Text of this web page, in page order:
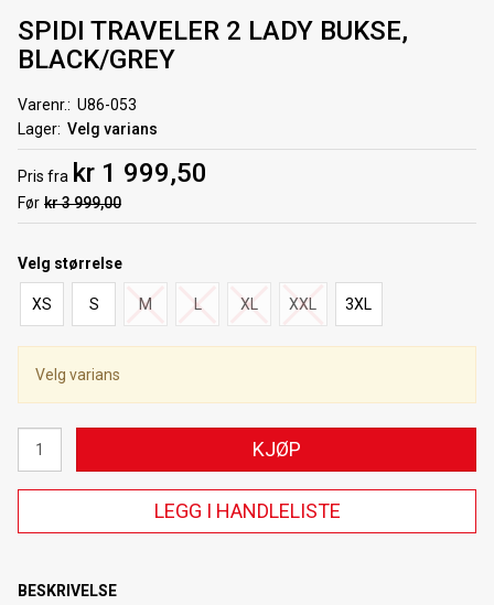
SPIDI TRAVELER 2 LADY BUKSE,
BLACK/GREY
Varenr.
U86-053
Lager Velg varians
Pris fra kr 1 999,50
Før kr 3 999,00
Velg størrelse
XS S M L XL XXL 3XL
Velg varians
KJØP
LEGG I HANDLELISTE
BESKRIVELSE